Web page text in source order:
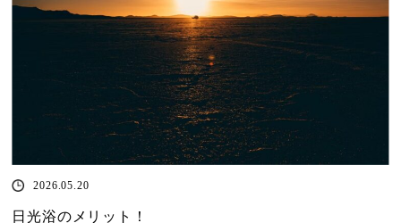
2026.05.20
日光浴のメリット！